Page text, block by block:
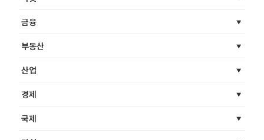
금융
부동산
산업
경제
국제